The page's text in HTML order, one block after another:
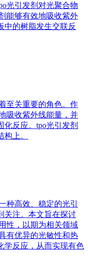
光引发剂对光聚合物
能够有效地吸收紫外
中的树脂发生交联反
至关重要的角色。作
吸收紫外线能量，并
反应。tpo光引发剂
上。
种高效、稳定的光引
关注。本文旨在探讨
性，以期为相关领域
有优异的光敏性和热
学反应，从而实现有色